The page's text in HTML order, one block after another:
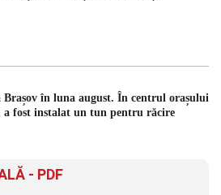
Brașov în luna august. În centrul orașului
a fost instalat un tun pentru răcire
- PDF